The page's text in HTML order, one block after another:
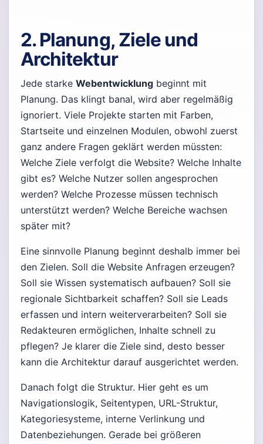
2. Planung, Ziele und
Architektur
Jede starke Webentwicklung beginnt mit
Planung. Das klingt banal, wird aber regelmäßig
ignoriert. Viele Projekte starten mit Farben,
Startseite und einzelnen Modulen, obwohl zuerst
ganz andere Fragen geklärt werden müssten:
Welche Ziele verfolgt die Website? Welche Inhalte
gibt es? Welche Nutzer sollen angesprochen
werden? Welche Prozesse müssen technisch
unterstützt werden? Welche Bereiche wachsen
später mit?
Eine sinnvolle Planung beginnt deshalb immer bei
den Zielen. Soll die Website Anfragen erzeugen?
Soll sie Wissen systematisch aufbauen? Soll sie
regionale Sichtbarkeit schaffen? Soll sie Leads
erfassen und intern weiterverarbeiten? Soll sie
Redakteuren ermöglichen, Inhalte schnell zu
pflegen? Je klarer die Ziele sind, desto besser
kann die Architektur darauf ausgerichtet werden.
Danach folgt die Struktur. Hier geht es um
Navigationslogik, Seitentypen, URL-Struktur,
Kategoriesysteme, interne Verlinkung und
Datenbeziehungen. Gerade bei größeren